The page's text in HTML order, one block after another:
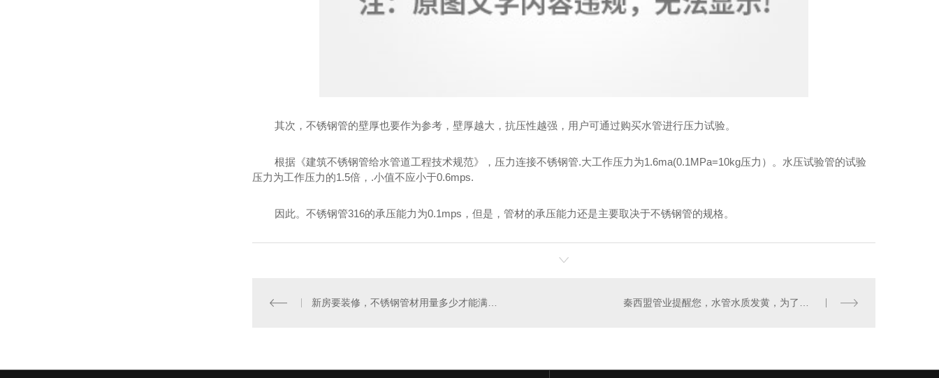
其次，不锈钢管的壁厚也要作为参考，壁厚越大，抗压性越强，用户可通过购买水管进行压力试验。
根据《建筑不锈钢管给水管道工程技术规范》，压力连接不锈钢管.大工作压力为1.6ma(0.1MPa=10kg压力）。水压试验管的试验
压力为工作压力的1.5倍，.小值不应小于0.6mps.
因此。不锈钢管316的承压能力为0.1mps，但是，管材的承压能力还是主要取决于不锈钢管的规格。
新房要装修，不锈钢管材用量多少才能满足个人家装？ 秦西盟管业提醒您，水管水质发黄，为了家人健康，优先考虑304不锈钢水管就能解决！